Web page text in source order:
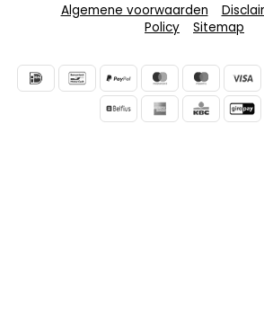
Algemene voorwaarden
Policy
Sitemap